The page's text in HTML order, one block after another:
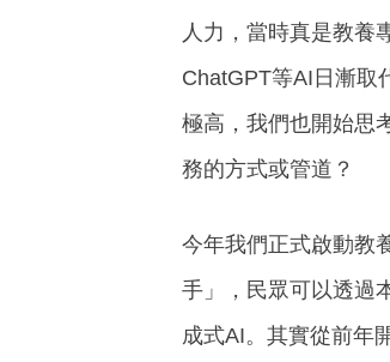
人力，當時真是教養
ChatGPT等AI日漸取
極高，我們也開始思
務的方式或管道？
今年我們正式啟動教
手」，民眾可以透過
成式AI。其實從前年